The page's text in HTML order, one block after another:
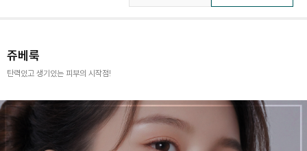
쥬베룩
탄력있고 생기있는 피부의 시작점!